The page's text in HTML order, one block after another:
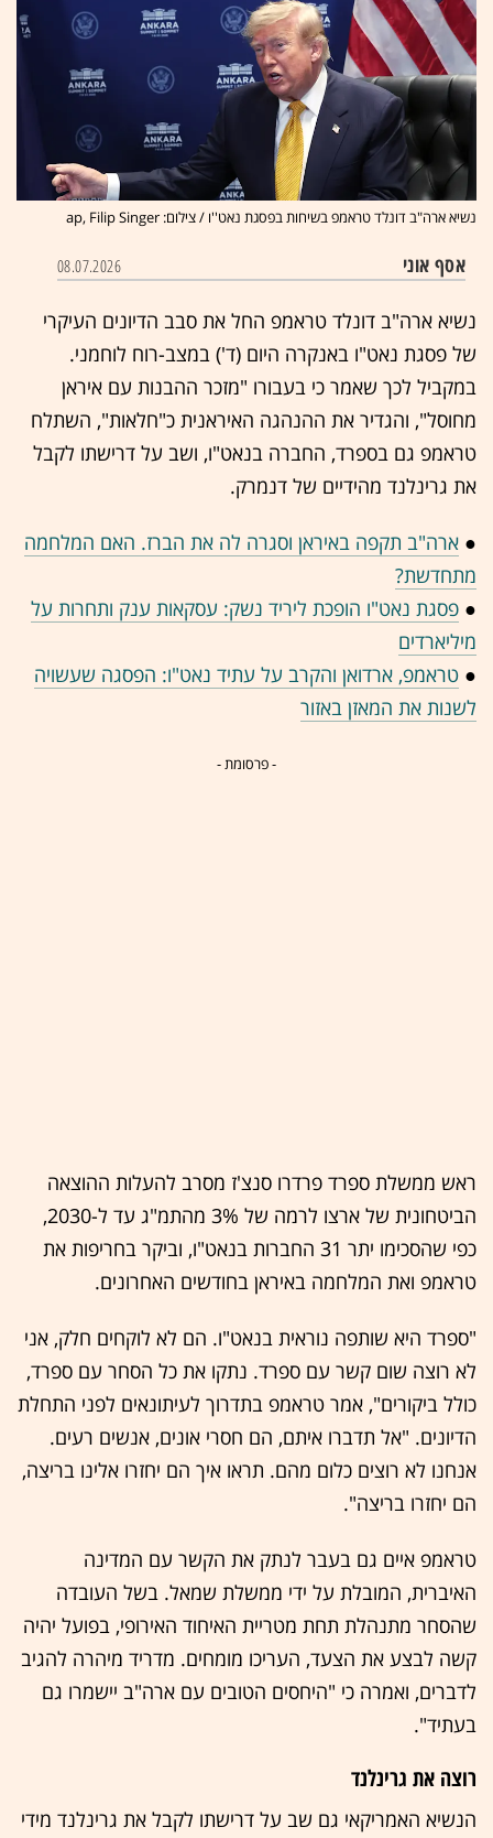
נשיא ארה"ב דונלד טראמפ בשיחות בפסגת נאט''ו / צילום: ap, Filip Singer
אסף אוני 08.07.2026
נשיא ארה"ב דונלד טראמפ החל את סבב הדיונים העיקרי
של פסגת נאט"ו באנקרה היום (ד') במצב-רוח לוחמני.
במקביל לכך שאמר כי בעבורו "מזכר ההבנות עם איראן
מחוסל", והגדיר את ההנהגה האיראנית כ"חלאות", השתלח
טראמפ גם בספרד, החברה בנאט"ו, ושב על דרישתו לקבל
את גרינלנד מהידיים של דנמרק.
● ארה"ב תקפה באיראן וסגרה לה את הברז. האם המלחמה
מתחדשת?
● פסגת נאט"ו הופכת ליריד נשק: עסקאות ענק ותחרות על
מיליארדים
● טראמפ, ארדואן והקרב על עתיד נאט"ו: הפסגה שעשויה
לשנות את המאזן באזור
- פרסומת -
ראש ממשלת ספרד פרדרו סנצ'ז מסרב להעלות ההוצאה
הביטחונית של ארצו לרמה של 3% מהתמ"ג עד ל-2030,
כפי שהסכימו יתר 31 החברות בנאט"ו, וביקר בחריפות את
טראמפ ואת המלחמה באיראן בחודשים האחרונים.
"ספרד היא שותפה נוראית בנאט"ו. הם לא לוקחים חלק, אני
לא רוצה שום קשר עם ספרד. נתקו את כל הסחר עם ספרד,
כולל ביקורים", אמר טראמפ בתדרוך לעיתונאים לפני התחלת
הדיונים. "אל תדברו איתם, הם חסרי אונים, אנשים רעים.
אנחנו לא רוצים כלום מהם. תראו איך הם יחזרו אלינו בריצה,
הם יחזרו בריצה".
טראמפ איים גם בעבר לנתק את הקשר עם המדינה
האיברית, המובלת על ידי ממשלת שמאל. בשל העובדה
שהסחר מתנהלת תחת מטריית האיחוד האירופי, בפועל יהיה
קשה לבצע את הצעד, העריכו מומחים. מדריד מיהרה להגיב
לדברים, ואמרה כי "היחסים הטובים עם ארה"ב יישמרו גם
בעתיד".
רוצה את גרינלנד
הנשיא האמריקאי גם שב על דרישתו לקבל את גרינלנד מידי